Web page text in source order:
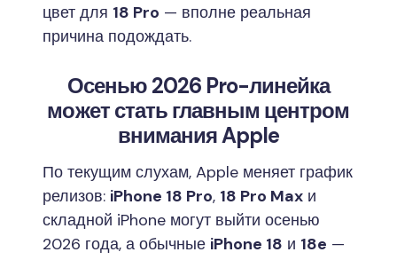
цвет для 18 Pro — вполне реальная
причина подождать.
Осенью 2026 Pro-линейка
может стать главным центром
внимания Apple
По текущим слухам, Apple меняет график
релизов: iPhone 18 Pro, 18 Pro Max и
складной iPhone могут выйти осенью
2026 года, а обычные iPhone 18 и 18e —